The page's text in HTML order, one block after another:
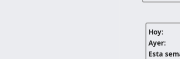
Hoy:
Ayer:
Esta